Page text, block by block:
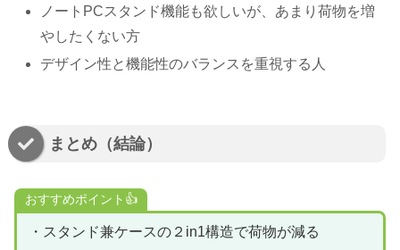
ノートPCスタンド機能も欲しいが、あまり荷物を増
やしたくない方
デザイン性と機能性のバランスを重視する人
まとめ（結論）
おすすめポイント👍
・スタンド兼ケースの２in1構造で荷物が減る